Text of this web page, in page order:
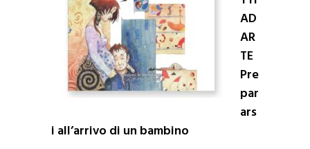
AD
AR
TE
Pre
par
ars
i all’arrivo di un bambino